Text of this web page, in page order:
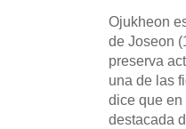
Ojukheon
de Joseon
preserva
una de las
dice que en
destacada